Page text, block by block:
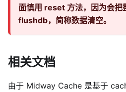
面慎用 reset 方法，因为会
flushdb，简称数据清空。
相关文档
由于 Midway Cache 是基于